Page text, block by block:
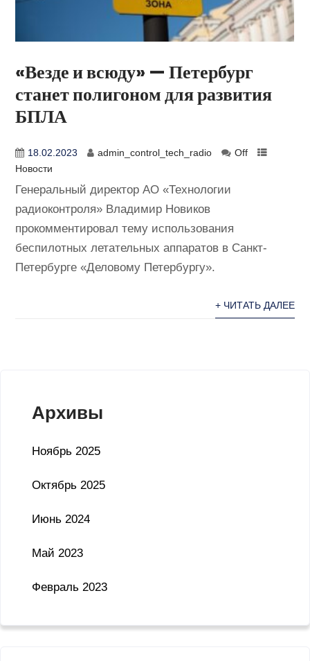
«Везде и всюду» — Петербург
станет полигоном для развития
БПЛА
18.02.2023 admin_control_tech_radio
Off
Новости
Генеральный директор АО «Технологии
радиоконтроля» Владимир Новиков
прокомментировал тему использования
беспилотных летательных аппаратов в Санкт-
Петербурге «Деловому Петербургу».
+ ЧИТАТЬ ДАЛЕЕ
Архивы
Ноябрь 2025
Октябрь 2025
Июнь 2024
Май 2023
Февраль 2023